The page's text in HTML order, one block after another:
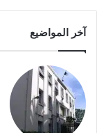
آخر المواضيع